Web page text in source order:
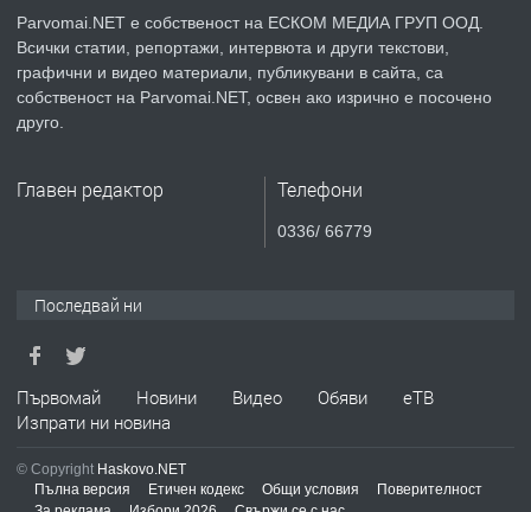
преди 1 година
ПРЕДЛАГА Уроци по Математика
ТЪРСИ
Parvomai.NET е собственост на ЕСКОМ МЕДИА ГРУП ООД.
Всички статии, репортажи, интервюта и други текстови,
графични и видео материали, публикувани в сайта, са
собственост на Parvomai.NET, освен ако изрично е посочено
друго.
Главен редактор Телефони
0336/ 66779
Последвай ни
Първомай Новини Видео Обяви
еТВ
Изпрати ни новина
© Copyright Haskovo.NET
Пълна версия
Етичен кодекс Общи условия
Поверителност